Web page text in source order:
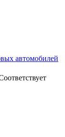
автомобилей